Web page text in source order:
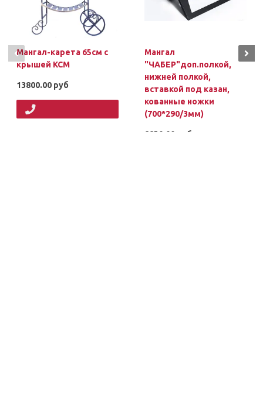
Мангал-карета 65см с
крышей КСМ
13800.00 руб
Мангал
"ЧАБЕР"доп.полкой,
нижней полкой,
вставкой под казан,
кованные ножки
(700*290/3мм)
8850.00 руб